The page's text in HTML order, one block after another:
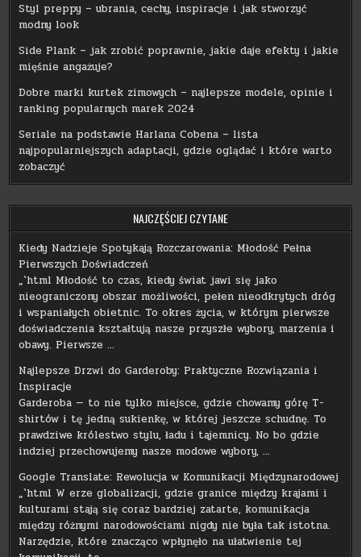
Styl preppy – ubrania, cechy, inspiracje i jak stworzyć
modny look
Side Plank – jak zrobić poprawnie, jakie daje efekty i jakie
mięśnie angażuje?
Dobre marki kurtek zimowych – najlepsze modele, opinie i
ranking popularnych marek 2024
Seriale na podstawie Harlana Cobena – lista
najpopularniejszych adaptacji, gdzie oglądać i które warto
zobaczyć
NAJCZĘŚCIEJ CZYTANE
Kiedy Nadzieje Spotykają Rozczarowania: Młodość Pełna
Pierwszych Doświadczeń
„`html Młodość to czas, kiedy świat jawi się jako
nieograniczony obszar możliwości, pełen nieodkrytych dróg
i wspaniałych obietnic. To okres życia, w którym pierwsze
doświadczenia kształtują nasze przyszłe wybory, marzenia i
obawy. Pierwsze …
Najlepsze Drzwi do Garderoby: Praktyczne Rozwiązania i
Inspiracje
Garderoba — to nie tylko miejsce, gdzie chowamy górę T-
shirtów i tę jedną sukienkę, w której jeszcze schudnę. To
prawdziwe królestwo stylu, ładu i tajemnicy. No bo gdzie
indziej przechowujemy nasze modowe wybory, …
Google Translate: Rewolucja w Komunikacji Międzynarodowej
„`html W erze globalizacji, gdzie granice między krajami i
kulturami stają się coraz bardziej zatarte, komunikacja
między różnymi narodowościami nigdy nie była tak istotna.
Narzędzie, które znacząco wpłynęło na ułatwienie tej